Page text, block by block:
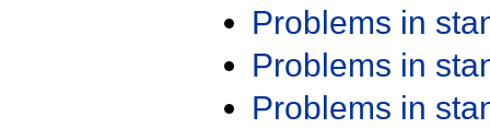
Problems in
Problems in
Problems in